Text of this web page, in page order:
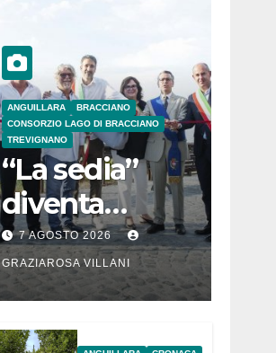
ANGUILLARA
BRACCIANO
CONSORZIO LAGO DI BRACCIANO
TREVIGNANO
“La sedia”
diventa
Belvedere sul
lago di
Bracciano: ieri
l’inaugurazion
7 AGOSTO 2026
GRAZIAROSA VILLANI